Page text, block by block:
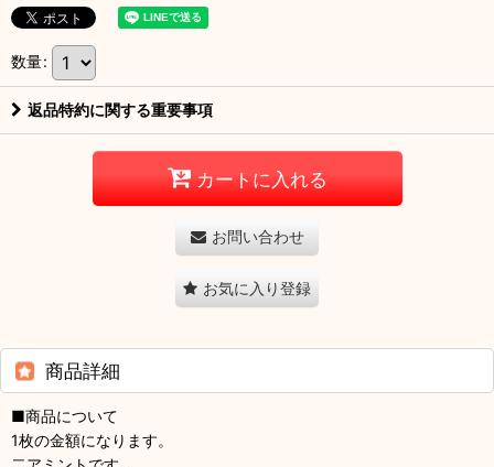
数量:
返品特約に関する重要事項
カートに入れる
お問い合わせ
お気に入り登録
商品詳細
■商品について
1枚の金額になります。